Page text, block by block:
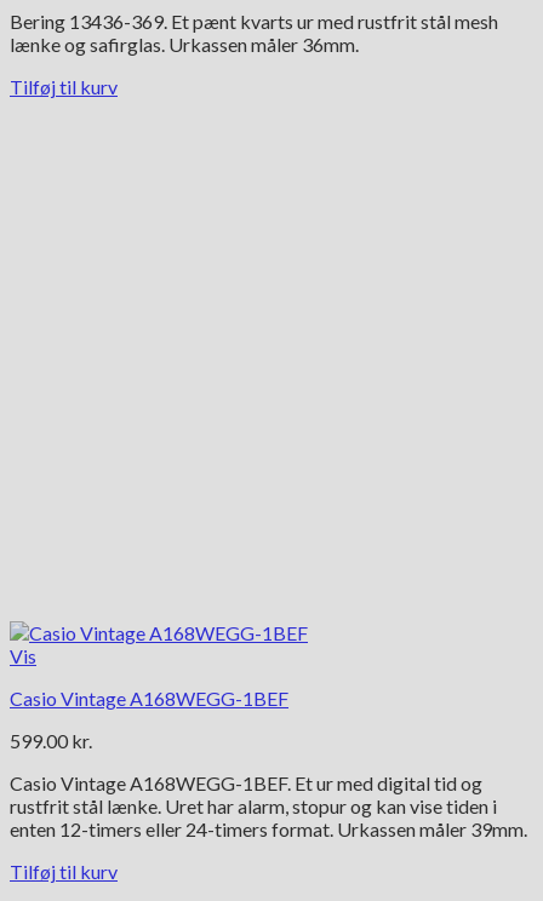
Bering 13436-369. Et pænt kvarts ur med rustfrit stål mesh
lænke og safirglas. Urkassen måler 36mm.
Tilføj til kurv
Vis
Casio Vintage A168WEGG-1BEF
599.00 kr.
Casio Vintage A168WEGG-1BEF. Et ur med digital tid og
rustfrit stål lænke. Uret har alarm, stopur og kan vise tiden i
enten 12-timers eller 24-timers format. Urkassen måler 39mm.
Tilføj til kurv